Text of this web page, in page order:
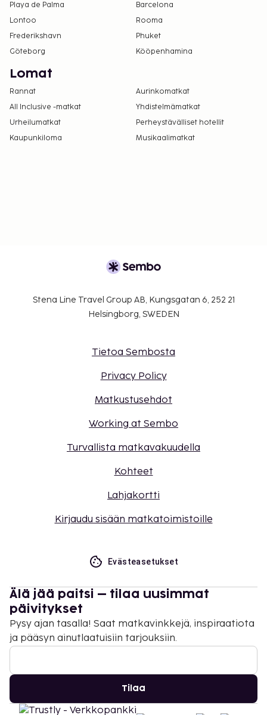
Playa de Palma
Barcelona
Lontoo
Rooma
Frederikshavn
Phuket
Göteborg
Kööpenhamina
Lomat
Rannat
Aurinkomatkat
All Inclusive -matkat
Yhdistelmämatkat
Urheilumatkat
Perheystävälliset hotellit
Kaupunkiloma
Musikaalimatkat
Stena Line Travel Group AB, Kungsgatan 6, 252 21
Helsingborg, SWEDEN
Tietoa Sembosta
Privacy Policy
Matkustusehdot
Working at Sembo
Turvallista matkavakuudella
Kohteet
Lahjakortti
Kirjaudu sisään matkatoimistoille
Evästeasetukset
Älä jää paitsi – tilaa uusimmat
päivitykset
Pysy ajan tasalla! Saat matkavinkkejä, inspiraatiota
ja pääsyn ainutlaatuisiin tarjouksiin.
Tilaa